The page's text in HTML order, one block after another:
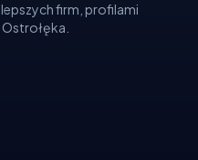
firm, profilami